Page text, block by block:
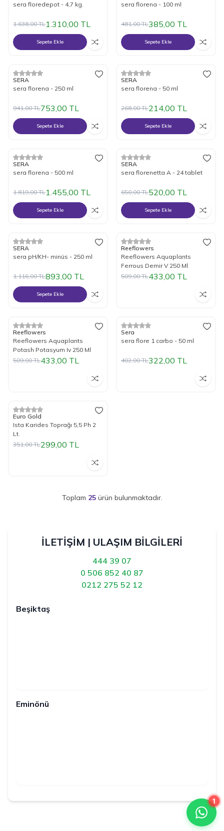
1
sera floredepot - 4,7 kg.
1.638,00TL1.310,00 TL
Sepete Ekle
sera florena - 100 ml
481,00TL385,00 TL
Sepete Ekle
%20İndirim
SERA
sera florena - 250 ml
941,00TL753,00 TL
Sepete Ekle
%20İndirim
SERA
sera florena - 50 ml
268,00TL214,00 TL
Sepete Ekle
%20İndirim
SERA
sera florena - 500 ml
1.819,00TL1.455,00 TL
Sepete Ekle
%20İndirim
SERA
sera florenetta A - 24 tablet
650,00TL520,00 TL
Sepete Ekle
%20İndirim
SERA
sera pH/KH- minüs - 250 ml
1.116,00TL893,00 TL
Sepete Ekle
%15İndirim
Reeflowers
Reeflowers Aquaplants
Ferrous Demir V 250 Ml
509,00TL433,00 TL
%15İndirim
Reeflowers
Reeflowers Aquaplants
Potash Potasyum Iv 250 Ml
509,00TL433,00 TL
%20İndirim
Sera
sera flore 1 carbo - 50 ml
402,00TL322,00 TL
%15İndirim
Euro Gold
Ista Karides Toprağı 5,5 Ph 2
Lt.
351,00TL299,00 TL
Toplam 25ürün bulunmaktadır.
İLETİŞİM | ULAŞIM BİLGİLERİ
444 39 07
0 506 852 40 87
0212 275 52 12
Beşiktaş
Eminönü